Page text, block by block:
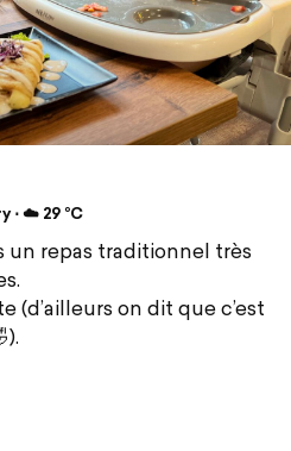
⋅ ☁️ 29 °C
un repas traditionnel très
(d’ailleurs on dit que c’est